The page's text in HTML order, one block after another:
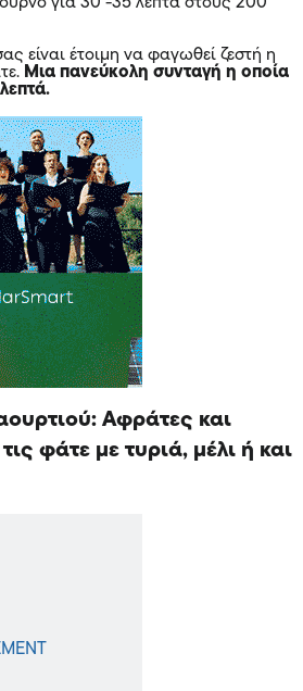
είναι έτοιμη να φαγωθεί ζεστή η
Μια πανεύκολη συνταγή η οποία
Αφράτες και
φάτε με τυριά, μέλι ή και